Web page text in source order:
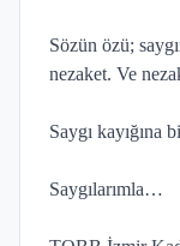
Sözün özü;
nezaket. Ve
Saygı
Saygılarımla…